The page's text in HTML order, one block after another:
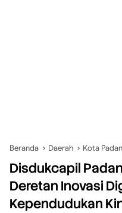
Beranda Daerah Kota
Disdukcapil
Deretan Inovasi
Kependudukan